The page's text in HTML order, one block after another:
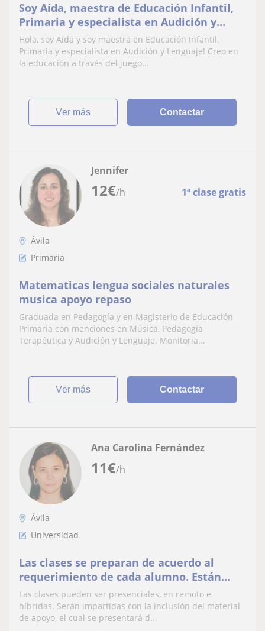
Soy Aída, maestra de Educación Infantil,
Primaria y especialista en Audición y
Lenguaje, amante de la educación y de
enseñar.
Hola, soy Aída y soy maestra en Educación Infantil,
Primaria y especialista en Audición y Lenguaje! Creo en
la educación a través del juego...
ver más Contactar
12€/h 1ª clase gratis
Jennifer
Ávila
Primaria
Matematicas lengua sociales naturales
musica apoyo repaso
Graduada en Pedagogía y en Magisterio de Educación
Primaria con menciones en Música, Pedagogía
Terapéutica y Audición y Lenguaje. Monitoria...
ver más Contactar
11€/h
Ana Carolina Fernández
Ávila
Universidad
Las clases se preparan de acuerdo al
requerimiento de cada alumno. Están
dirigidas para todo tipo de personas.
Las clases pueden ser presenciales, en remoto e
híbridas. Serán impartidas con la inclusión del material
de apoyo, el cual se presentará d...